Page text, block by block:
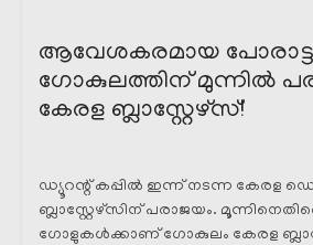
ആവേശകരമായ
ഗോകുലത്തിന് മുന്നിൽ
കേരള ബ്ലാസ്റ്റേഴ്സ്!
ഡ്യൂറന്റ് കപ്പിൽ ഇന്ന് നടന്ന കേരള
ബ്ലാസ്റ്റേഴ്സിന് പരാജയം.
ഗോളുകൾക്കാണ് ഗോകുലം കേരള